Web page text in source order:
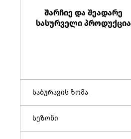
შარჩიე და შეადარე
სასურველი პროდუქცია
საბურავის ზომა
სეზონი